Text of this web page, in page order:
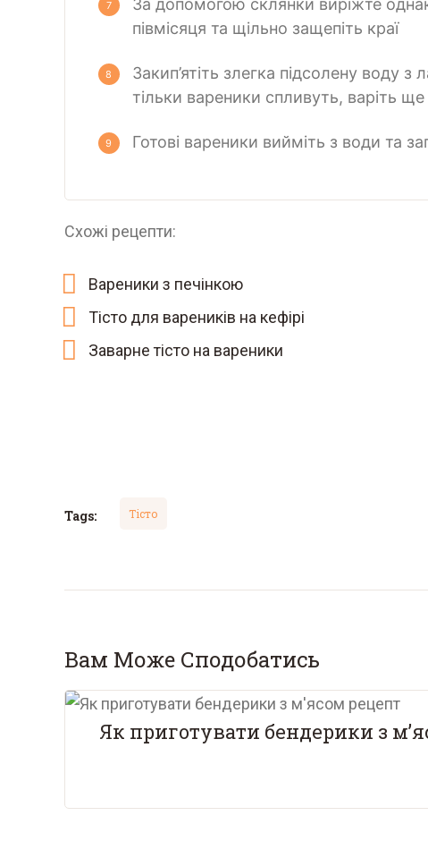
півмісяця та щільно защепіть краї
Закип’ятіть злегка підсолену воду
тільки вареники спливуть, варіть
Готові вареники вийміть з води та
Схожі рецепти:
Вареники з печінкою
Тісто для вареників на кефірі
Заварне тісто на вареники
Tags: Тісто
Вам Може Сподобатись
Як приготувати бендерики з